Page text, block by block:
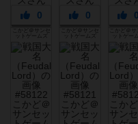
0 0 0
こかど＠サンセ
ットゲームズ
こかど＠サンセ
ットゲームズ
こかど＠サ
ットゲー